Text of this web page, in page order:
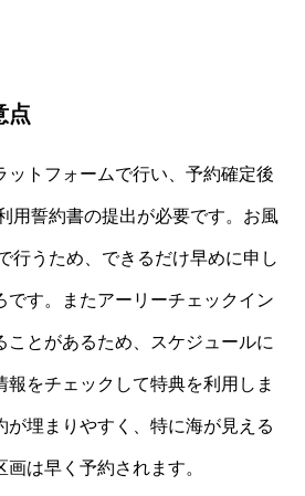
点
ットフォームで行い、予約確定後
用誓約書の提出が必要です。お風
行うため、できるだけ早めに申し
です。またアーリーチェックイン
ことがあるため、スケジュールに
報をチェックして特典を利用しま
が埋まりやすく、特に海が見える
は早く予約されます。